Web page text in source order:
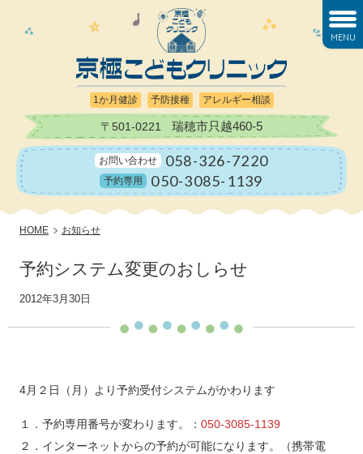
1か月健診 予防接種 アレルギー相談
〒501-0221 瑞穂市只越460-5
お問い合わせ 058-326-7220
予約専用 050-3085-1139
MENU
HOME お知らせ
予約システム変更のおしらせ
2012年3月30日
4月２日（月）より予約受付システムがかわります
１．予約専用番号が変わります。： 050-3085-1139
２．インターネットからの予約が可能になります。（携帯電